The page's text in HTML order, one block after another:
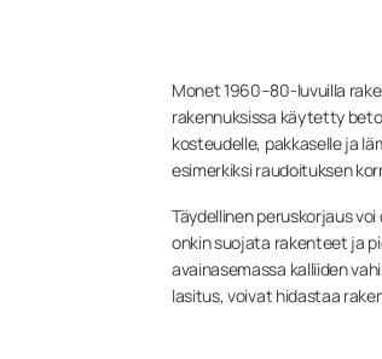
Monet 1960–80-luvuilla
rakennuksissa käytetty
kosteudelle, pakkaselle ja
esimerkiksi raudoituksen
Täydellinen peruskorjaus
onkin suojata rakenteet ja
avainasemassa kalliiden
lasitus, voivat hidastaa